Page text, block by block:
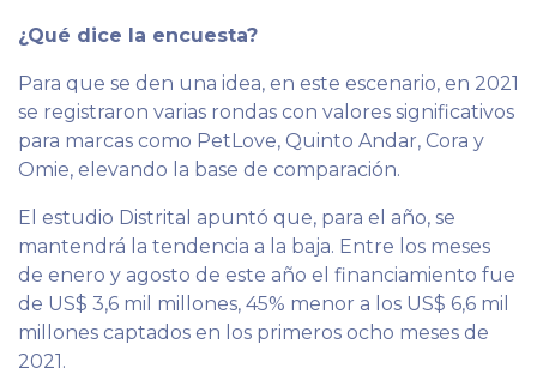
¿Qué dice la encuesta?
Para que se den una idea, en este escenario, en 2021
se registraron varias rondas con valores significativos
para marcas como PetLove, Quinto Andar, Cora y
Omie, elevando la base de comparación.
El estudio Distrital apuntó que, para el año, se
mantendrá la tendencia a la baja. Entre los meses
de enero y agosto de este año el financiamiento fue
de US$ 3,6 mil millones, 45% menor a los US$ 6,6 mil
millones captados en los primeros ocho meses de
2021.